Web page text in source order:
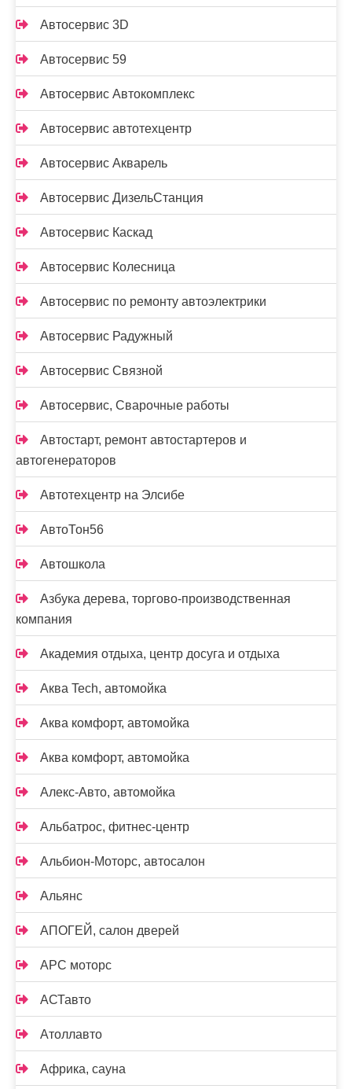
Автосервис 3D
Автосервис 59
Автосервис Автокомплекс
Автосервис автотехцентр
Автосервис Акварель
Автосервис ДизельСтанция
Автосервис Каскад
Автосервис Колесница
Автосервис по ремонту автоэлектрики
Автосервис Радужный
Автосервис Связной
Автосервис, Сварочные работы
Автостарт, ремонт автостартеров и
автогенераторов
Автотехцентр на Элсибе
АвтоТон56
Автошкола
Азбука дерева, торгово-производственная
компания
Академия отдыха, центр досуга и отдыха
Аква Tech, автомойка
Аква комфорт, автомойка
Аква комфорт, автомойка
Алекс-Авто, автомойка
Альбатрос, фитнес-центр
Альбион-Моторс, автосалон
Альянс
АПОГЕЙ, салон дверей
АРС моторс
АСТавто
Атоллавто
Африка, сауна